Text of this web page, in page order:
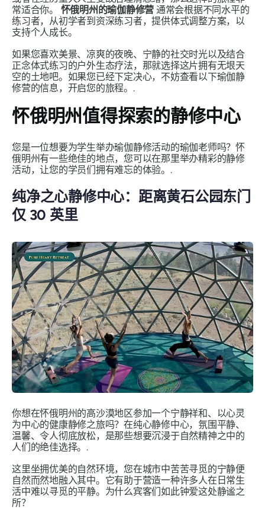
常适合你。 怀俄明州的瑜伽静修营 通常会根据不同水平的
练习者，从初学者到资深练习者，提供体式调整方案，以
支持个人成长。
如果您喜欢美景、凉爽的夜晚、宁静的社交时光以及结合
正念体式练习的户外生态疗法，那就选择这片拥有无垠天
空的土地吧。如果您已经下定决心，不妨查看以下瑜伽静
修营的信息，开启您的旅程。.
怀俄明州值得探索的静修中心
您是一位想要为学生举办瑜伽静修活动的瑜伽老师吗？怀
俄明州有一些绝佳的地点，您可以在那里举办精彩的静修
活动，让您的学员们拥有难忘的体验。.
纯净之心静修中心：距离黄石公园东门
仅 30 英里
你想在怀俄明州的高沙漠地区参加一个宁静祥和、以心灵
为中心的健康静修之旅吗？在纯心静修中心，氛围平静、
温馨、令人彻底放松，是那些想要沉浸于自然精神之中的
人们的绝佳选择。.
这里坐拥优美的自然环境，您在城市中苦苦寻觅的宁静便
自然而然地融入其中。它有助于营造一种许多人在日常生
活中难以寻觅的平静。为什么宾客们如此钟爱这处静谧之
所？